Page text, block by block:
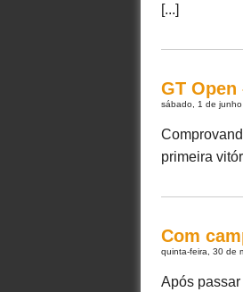
[...]
GT
sábado, 1 de
primeira
Com
quinta-feira, 30 de
Após